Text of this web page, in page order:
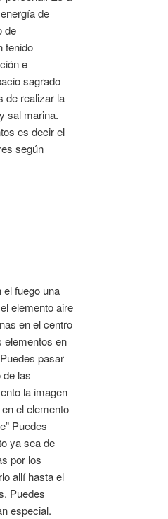
de
de
tenido
e
sagrado
de realizar la
sal marina.
es decir el
según
fuego una
elemento aire
en el centro
elementos en
pasar
las
la imagen
el elemento
Puedes
ya sea de
por los
allí hasta el
Puedes
especial.